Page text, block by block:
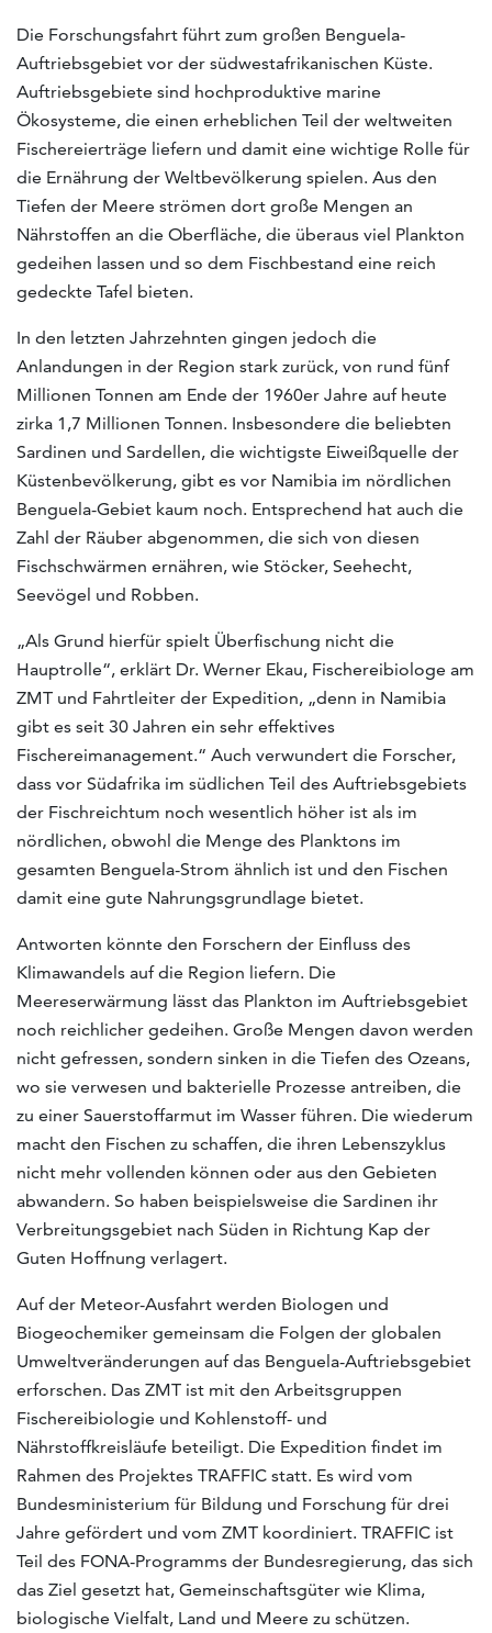
Die Forschungsfahrt führt zum großen Benguela-
Auftriebsgebiet vor der südwestafrikanischen Küste.
Auftriebsgebiete sind hochproduktive marine
Ökosysteme, die einen erheblichen Teil der weltweiten
Fischereierträge liefern und damit eine wichtige Rolle für
die Ernährung der Weltbevölkerung spielen. Aus den
Tiefen der Meere strömen dort große Mengen an
Nährstoffen an die Oberfläche, die überaus viel Plankton
gedeihen lassen und so dem Fischbestand eine reich
gedeckte Tafel bieten.
In den letzten Jahrzehnten gingen jedoch die
Anlandungen in der Region stark zurück, von rund fünf
Millionen Tonnen am Ende der 1960er Jahre auf heute
zirka 1,7 Millionen Tonnen. Insbesondere die beliebten
Sardinen und Sardellen, die wichtigste Eiweißquelle der
Küstenbevölkerung, gibt es vor Namibia im nördlichen
Benguela-Gebiet kaum noch. Entsprechend hat auch die
Zahl der Räuber abgenommen, die sich von diesen
Fischschwärmen ernähren, wie Stöcker, Seehecht,
Seevögel und Robben.
„Als Grund hierfür spielt Überfischung nicht die
Hauptrolle“, erklärt Dr. Werner Ekau, Fischereibiologe am
ZMT und Fahrtleiter der Expedition, „denn in Namibia
gibt es seit 30 Jahren ein sehr effektives
Fischereimanagement.“ Auch verwundert die Forscher,
dass vor Südafrika im südlichen Teil des Auftriebsgebiets
der Fischreichtum noch wesentlich höher ist als im
nördlichen, obwohl die Menge des Planktons im
gesamten Benguela-Strom ähnlich ist und den Fischen
damit eine gute Nahrungsgrundlage bietet.
Antworten könnte den Forschern der Einfluss des
Klimawandels auf die Region liefern. Die
Meereserwärmung lässt das Plankton im Auftriebsgebiet
noch reichlicher gedeihen. Große Mengen davon werden
nicht gefressen, sondern sinken in die Tiefen des Ozeans,
wo sie verwesen und bakterielle Prozesse antreiben, die
zu einer Sauerstoffarmut im Wasser führen. Die wiederum
macht den Fischen zu schaffen, die ihren Lebenszyklus
nicht mehr vollenden können oder aus den Gebieten
abwandern. So haben beispielsweise die Sardinen ihr
Verbreitungsgebiet nach Süden in Richtung Kap der
Guten Hoffnung verlagert.
Auf der Meteor-Ausfahrt werden Biologen und
Biogeochemiker gemeinsam die Folgen der globalen
Umweltveränderungen auf das Benguela-Auftriebsgebiet
erforschen. Das ZMT ist mit den Arbeitsgruppen
Fischereibiologie und Kohlenstoff- und
Nährstoffkreisläufe beteiligt. Die Expedition findet im
Rahmen des Projektes TRAFFIC statt. Es wird vom
Bundesministerium für Bildung und Forschung für drei
Jahre gefördert und vom ZMT koordiniert. TRAFFIC ist
Teil des FONA-Programms der Bundesregierung, das sich
das Ziel gesetzt hat, Gemeinschaftsgüter wie Klima,
biologische Vielfalt, Land und Meere zu schützen.